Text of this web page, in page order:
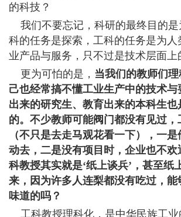
的科技？
我们不要忘记，科研的最终目的是
科的任务是探索，工科的任务是为人
业产品与服务，只不过是技术层面上
更为可怕的是， 当我们的教师们
己也经常搞不懂工业生产中的技术
出来的研究生、教育出来的本科生也
的。不少教师可能阀门都没有见过
（不只是去走马观花看一下），一
动去，二是没有项目时，企业也不
科教授其实就是‘纸上谈兵’，甚至纸
来，因为许多人连梨都没有吃过，能
味道的吗？
工科教授理科化，是中华民族工业